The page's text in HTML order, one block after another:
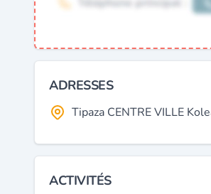
ADRESSES
Tipaza CENTRE VILLE
ACTIVITÉS